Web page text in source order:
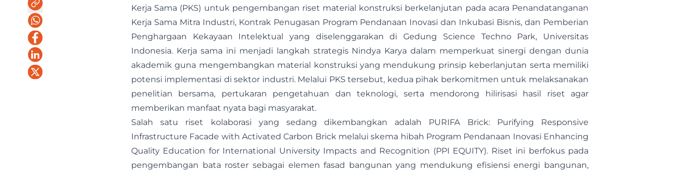
Kerja Sama (PKS) untuk pengembangan riset material konstruksi berkelanjutan pada acara Penandatanganan
Kerja Sama Mitra Industri, Kontrak Penugasan Program Pendanaan Inovasi dan Inkubasi Bisnis, dan Pemberian
Penghargaan Kekayaan Intelektual yang diselenggarakan di Gedung Science Techno Park, Universitas
Indonesia. Kerja sama ini menjadi langkah strategis Nindya Karya dalam memperkuat sinergi dengan dunia
akademik guna mengembangkan material konstruksi yang mendukung prinsip keberlanjutan serta memiliki
potensi implementasi di sektor industri. Melalui PKS tersebut, kedua pihak berkomitmen untuk melaksanakan
penelitian bersama, pertukaran pengetahuan dan teknologi, serta mendorong hilirisasi hasil riset agar
memberikan manfaat nyata bagi masyarakat.
Salah satu riset kolaborasi yang sedang dikembangkan adalah PURIFA Brick: Purifying Responsive
Infrastructure Facade with Activated Carbon Brick melalui skema hibah Program Pendanaan Inovasi Enhancing
Quality Education for International University Impacts and Recognition (PPI EQUITY). Riset ini berfokus pada
pengembangan bata roster sebagai elemen fasad bangunan yang mendukung efisiensi energi bangunan,